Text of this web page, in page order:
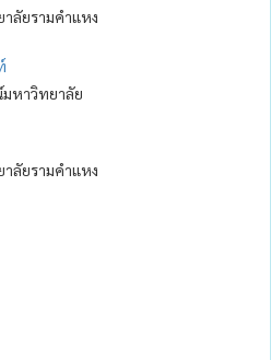
ลัยรามคำแหง
หาวิทยาลัย
ลัยรามคำแหง